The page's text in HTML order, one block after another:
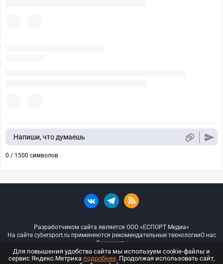
Напиши, что думаешь
0 / 1500 символов
Разработчиком сайта является ООО «ЕСПОРТ Медиа»
На сайте cybersport.ru применяются рекомендательные технологииО нас
Документы
© ООО «Киберспорт.ру» — Все права защищены
Для повышения удобства сайта мы используем cookie-файлы и
сервис Яндекс.Метрика подробнее. Продолжая использовать сайт,